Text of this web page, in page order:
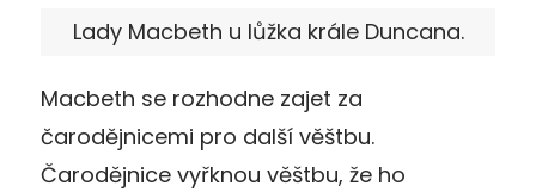
Lady Macbeth u lůžka krále Duncana.
Macbeth se rozhodne zajet za
čarodějnicemi pro další věštbu.
Čarodějnice vyřknou věštbu, že ho